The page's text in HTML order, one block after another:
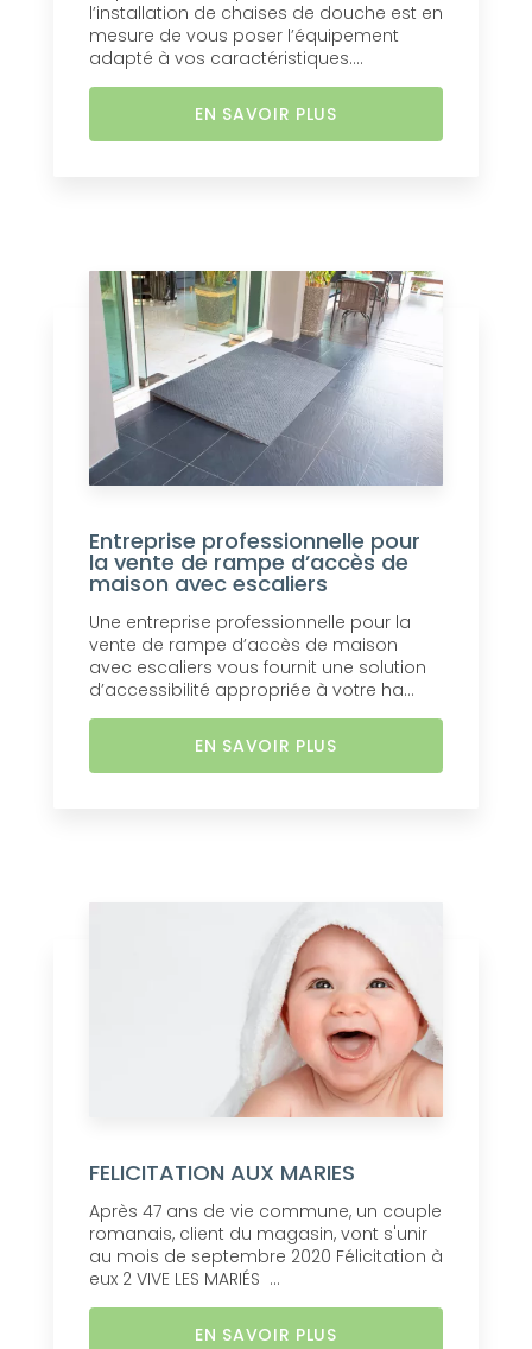
l’installation de chaises de douche est en
mesure de vous poser l’équipement
adapté à vos caractéristiques....
EN SAVOIR PLUS
Entreprise professionnelle pour
la vente de rampe d’accès de
maison avec escaliers
Une entreprise professionnelle pour la
vente de rampe d’accès de maison
avec escaliers vous fournit une solution
d’accessibilité appropriée à votre ha...
EN SAVOIR PLUS
FELICITATION AUX MARIES
Après 47 ans de vie commune, un couple
romanais, client du magasin, vont s'unir
au mois de septembre 2020 Félicitation à
eux 2 VIVE LES MARIÉS ...
EN SAVOIR PLUS